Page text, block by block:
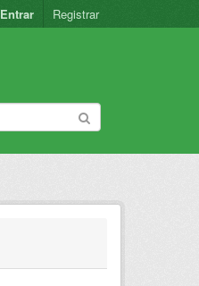
Entrar Registrar